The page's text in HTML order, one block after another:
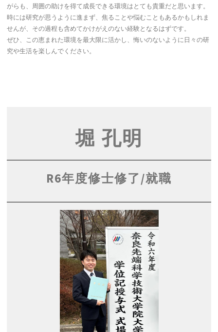
がらも、周囲の助けを得て成長できる環境はとても貴重だと思います。
時には研究が思うように進まず、焦ることや悩むこともあるかもしれま
せんが、その過程も含めてかけがえのない経験となるはずです。
ぜひ、この恵まれた環境を最大限に活かし、悔いのないように日々の研
究や生活を楽しんでください。
堀 孔明
R6年度修士修了/就職